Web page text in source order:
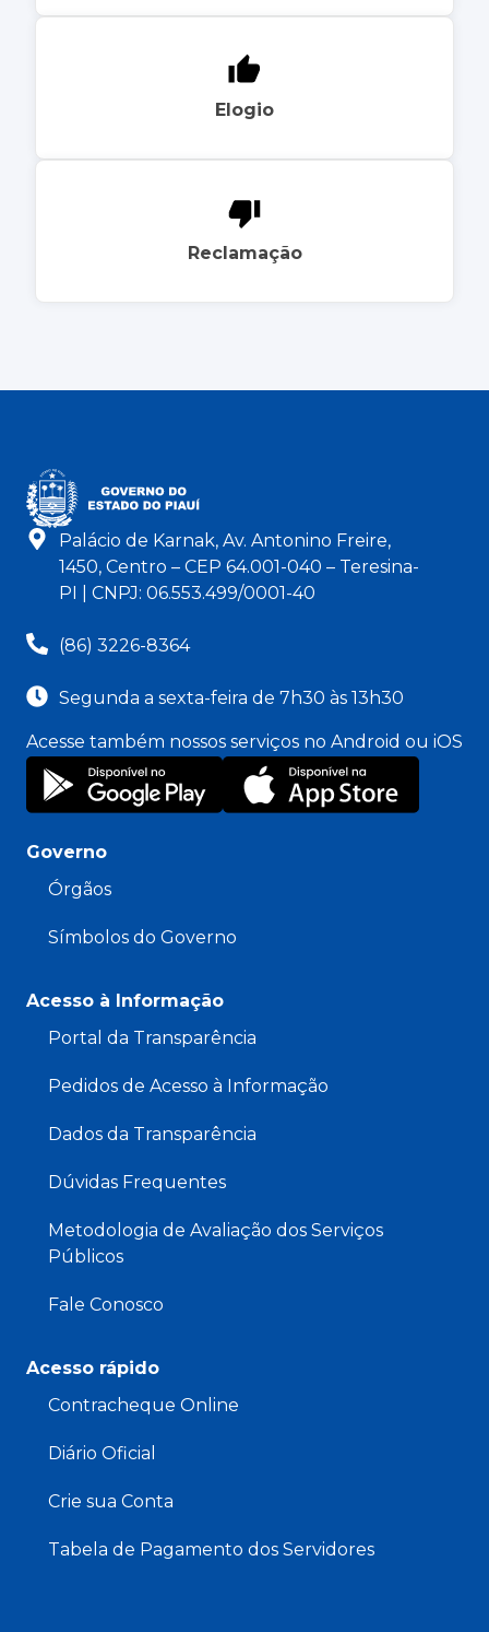
Elogio
Reclamação
Palácio de Karnak, Av. Antonino Freire,
1450, Centro – CEP 64.001-040 – Teresina-
PI | CNPJ: 06.553.499/0001-40
(86) 3226-8364
Segunda a sexta-feira de 7h30 às 13h30
Acesse também nossos serviços no Android ou iOS
Governo
Órgãos
Símbolos do Governo
Acesso à Informação
Portal da Transparência
Pedidos de Acesso à Informação
Dados da Transparência
Dúvidas Frequentes
Metodologia de Avaliação dos Serviços
Públicos
Fale Conosco
Acesso rápido
Contracheque Online
Diário Oficial
Crie sua Conta
Tabela de Pagamento dos Servidores